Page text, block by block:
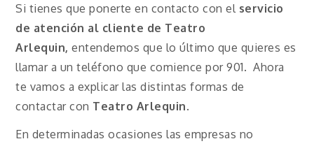
Si tienes que ponerte en contacto con el servicio
de atención al cliente de Teatro
Arlequin, entendemos que lo último que quieres es
llamar a un teléfono que comience por 901. Ahora
te vamos a explicar las distintas formas de
contactar con Teatro Arlequin.
En determinadas ocasiones las empresas no